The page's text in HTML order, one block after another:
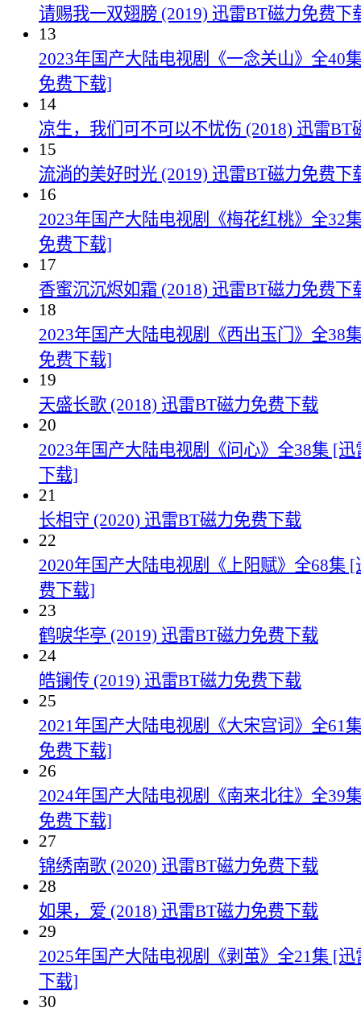
请赐我一双翅膀 (2019) 迅雷BT磁力免费下
13
2023年国产大陆电视剧《一念关山》全40
免费下载]
14
凉生，我们可不可以不忧伤 (2018) 迅雷BT
15
流淌的美好时光 (2019) 迅雷BT磁力免费下
16
2023年国产大陆电视剧《梅花红桃》全32
免费下载]
17
香蜜沉沉烬如霜 (2018) 迅雷BT磁力免费下
18
2023年国产大陆电视剧《西出玉门》全38
免费下载]
19
天盛长歌 (2018) 迅雷BT磁力免费下载
20
2023年国产大陆电视剧《问心》全38集 [
下载]
21
长相守 (2020) 迅雷BT磁力免费下载
22
2020年国产大陆电视剧《上阳赋》全68集
费下载]
23
鹤唳华亭 (2019) 迅雷BT磁力免费下载
24
皓镧传 (2019) 迅雷BT磁力免费下载
25
2021年国产大陆电视剧《大宋宫词》全61
免费下载]
26
2024年国产大陆电视剧《南来北往》全39
免费下载]
27
锦绣南歌 (2020) 迅雷BT磁力免费下载
28
如果，爱 (2018) 迅雷BT磁力免费下载
29
2025年国产大陆电视剧《剥茧》全21集 [
下载]
30